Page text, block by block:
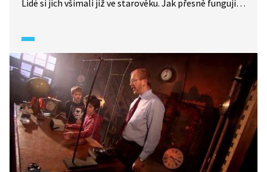
Lidé si jich všímali již ve starověku. Jak přesně fungují